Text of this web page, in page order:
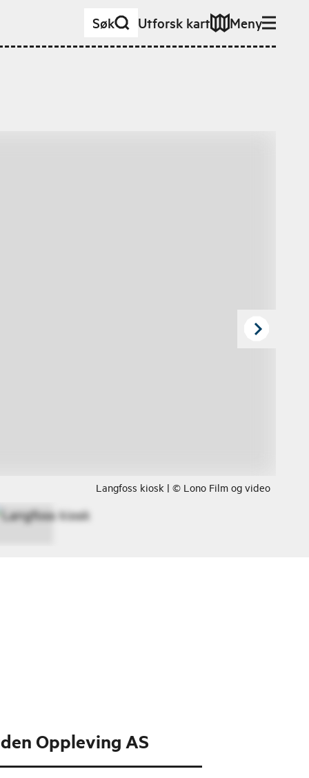
Søk Utforsk kart Meny
Langfoss kiosk | © Lono Film og video
Oppleving AS